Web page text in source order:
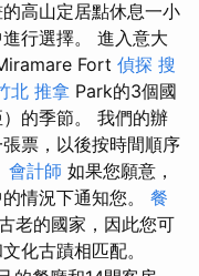
高山定居點休息一小
行選擇。 進入意大
Fort 偵探 搜
北 推拿 Park的3個國
的季節。 我們的辦
票，以後按時間順序
會計師 如果您願意，
情況下通知您。 餐
老的國家，因此您可
化古蹟相匹配。